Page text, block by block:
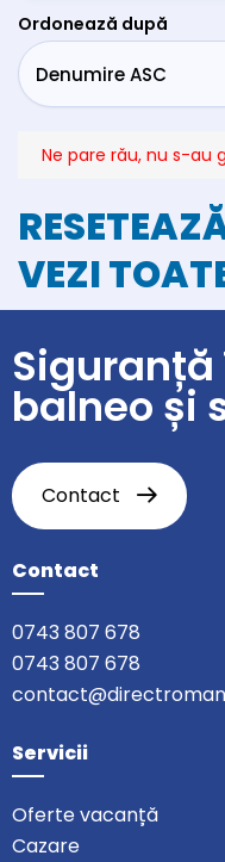
Ordonează după
Ne pare rău, nu s-au
VEZI
Siguranță
balneo și
Contact
Contact
0743 807 678
0743 807 678
Servicii
Oferte vacanță
Cazare